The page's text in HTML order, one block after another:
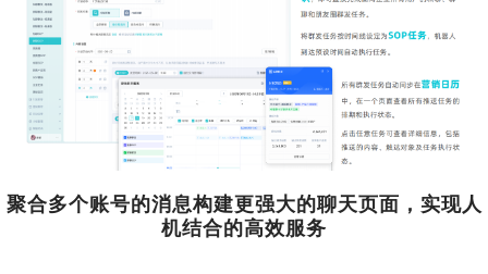
聚合多个账号的消息构建更强大的聊天页面，实现人
机结合的高效服务